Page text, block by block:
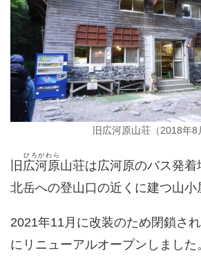
旧広河原山荘（2018年8
旧 広河原
ひろがわら
山荘は広河原のバス発着
北岳への登山口の近くに建つ山小
2021年11月に改装のため閉鎖さ
にリニューアルオープンしまし